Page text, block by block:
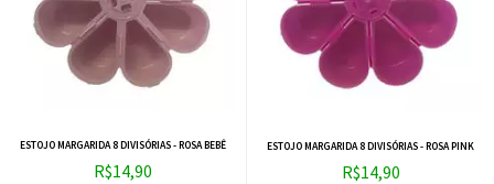
ESTOJO MARGARIDA 8 DIVISÓRIAS - ROSA BEBÊ
R$14,90
ESTOJO MARGARIDA 8 DIVISÓRIAS - ROSA PINK
R$14,90